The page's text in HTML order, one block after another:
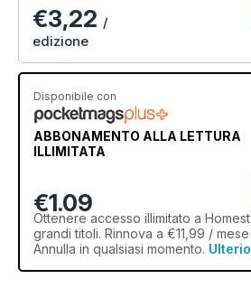
€3,22 /
edizione
Disponibile con
ABBONAMENTO ALLA LETTURA
ILLIMITATA
€1.09
Ottenere accesso illimitato a
grandi titoli. Rinnova a €11,99 /
Annulla in qualsiasi momento.